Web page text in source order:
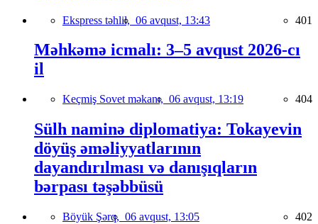
Ekspress təhlil, 06 avqust, 13:43 401
Məhkəmə icmalı: 3–5 avqust 2026-cı
il
Keçmiş Sovet məkanı, 06 avqust, 13:19 404
Sülh naminə diplomatiya: Tokayevin
döyüş əməliyyatlarının
dayandırılması və danışıqların
bərpası təşəbbüsü
Böyük Şərq, 06 avqust, 13:05 402